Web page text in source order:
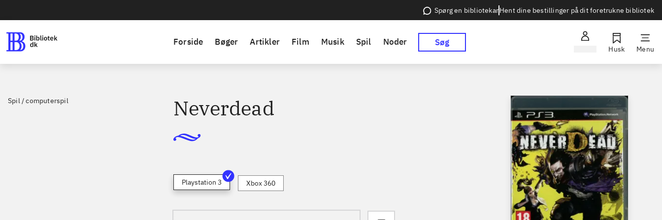
Spørg en bibliotekarHent dine bestillinger på dit foretrukne bibliotek
Forside Bøger Artikler Film Musik Spil Noder Søg
Husk Menu
Spil / computerspil Neverdead
Playstation 3 Xbox 360